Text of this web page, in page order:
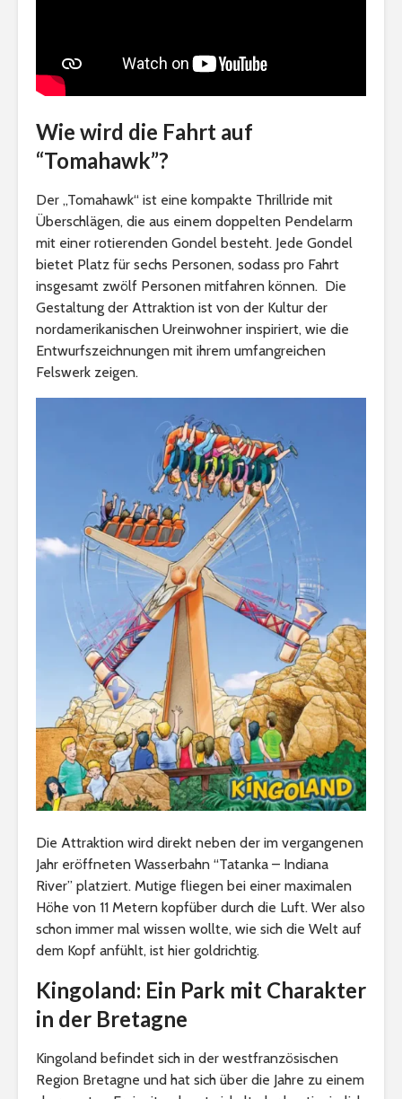
Wie wird die Fahrt auf
“Tomahawk”?
Der „Tomahawk“ ist eine kompakte Thrillride mit
Überschlägen, die aus einem doppelten Pendelarm
mit einer rotierenden Gondel besteht. Jede Gondel
bietet Platz für sechs Personen, sodass pro Fahrt
insgesamt zwölf Personen mitfahren können. Die
Gestaltung der Attraktion ist von der Kultur der
nordamerikanischen Ureinwohner inspiriert, wie die
Entwurfszeichnungen mit ihrem umfangreichen
Felswerk zeigen.
Die Attraktion wird direkt neben der im vergangenen
Jahr eröffneten Wasserbahn “Tatanka – Indiana
River” platziert. Mutige fliegen bei einer maximalen
Höhe von 11 Metern kopfüber durch die Luft. Wer also
schon immer mal wissen wollte, wie sich die Welt auf
dem Kopf anfühlt, ist hier goldrichtig.
Kingoland: Ein Park mit Charakter
in der Bretagne
Kingoland befindet sich in der westfranzösischen
Region Bretagne und hat sich über die Jahre zu einem